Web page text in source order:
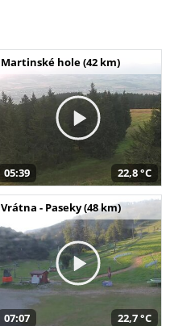
Martinské hole (42 km)
05:39 22,8 °C
Vrátna - Paseky (48 km)
07:07 22,7 °C